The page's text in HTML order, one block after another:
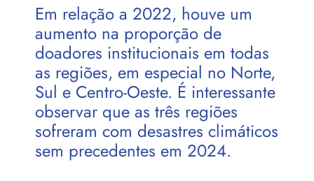
Em relação a 2022, houve um
aumento na proporção de
doadores institucionais em todas
as regiões, em especial no Norte,
Sul e Centro-Oeste. É interessante
observar que as três regiões
sofreram com desastres climáticos
sem precedentes em 2024.